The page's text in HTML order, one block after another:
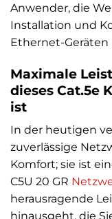
Anwender, die
Installation und
Ethernet-Geräten
Maximale
dieses Cat.5e
ist
In der heutigen
zuverlässige
Komfort; sie ist
C5U 20 GR
herausragende
hinausgeht, die